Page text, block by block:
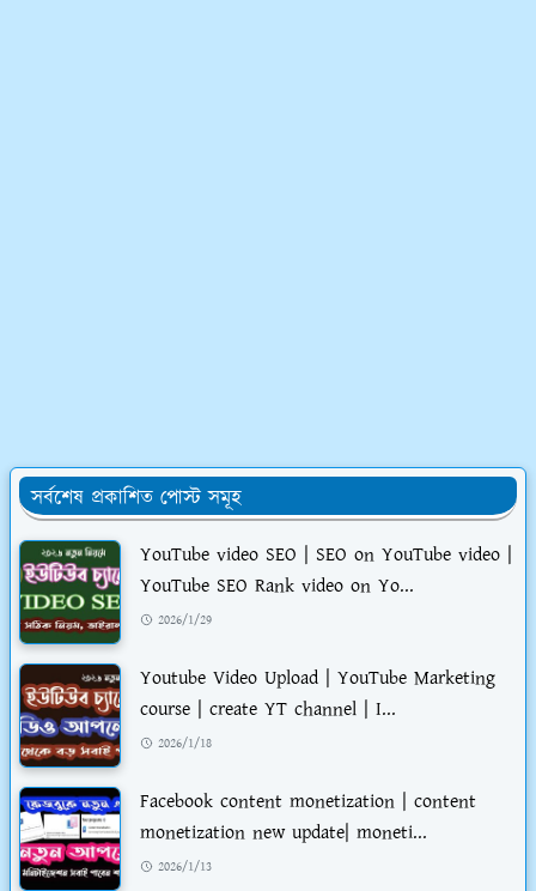
সর্বশেষ প্রকাশিত পোস্ট সমূহ
YouTube video SEO | SEO on YouTube video |
YouTube SEO Rank video on Yo...
2026/1/29
Youtube Video Upload | YouTube Marketing
course | create YT channel | I...
2026/1/18
Facebook content monetization | content
monetization new update| moneti...
2026/1/13